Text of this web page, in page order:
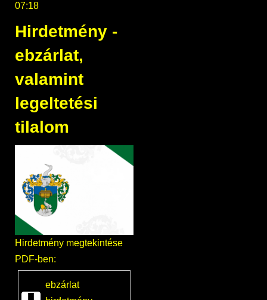
07:18
Hirdetmény -
ebzárlat,
valamint
legeltetési
tilalom
Hirdetmény megtekintése
PDF-ben:
ebzárlat